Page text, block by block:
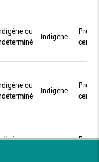
ou
Indigène
ou
Indigène
ou